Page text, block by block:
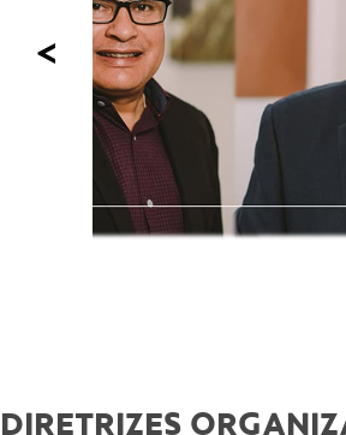
<
DIRETRIZES